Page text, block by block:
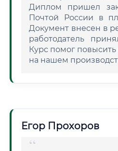
Диплом пришел
Почтой России в
Документ внесен в
работодатель
Курс помог повысить
на нашем
Егор Прохоров